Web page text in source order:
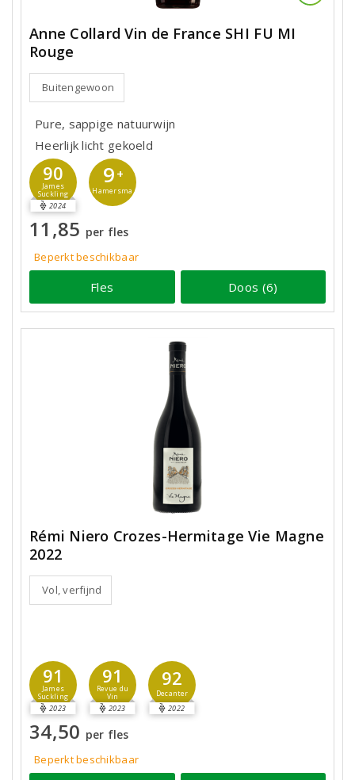
Anne Collard Vin de France SHI FU MI
Rouge
Buitengewoon
Pure, sappige natuurwijn
Heerlijk licht gekoeld
90
James
Suckling
2024
9 +
Hamersma
11,85 per fles
Beperkt beschikbaar
Fles Doos (6)
Rémi Niero Crozes-Hermitage Vie Magne
2022
Vol, verfijnd
91
James
Suckling
2023
91
Revue du
Vin
2023
92
Decanter
2022
34,50 per fles
Beperkt beschikbaar